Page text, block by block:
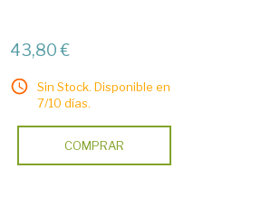
43,80 €
Sin Stock. Disponible en
7/10 días.
COMPRAR